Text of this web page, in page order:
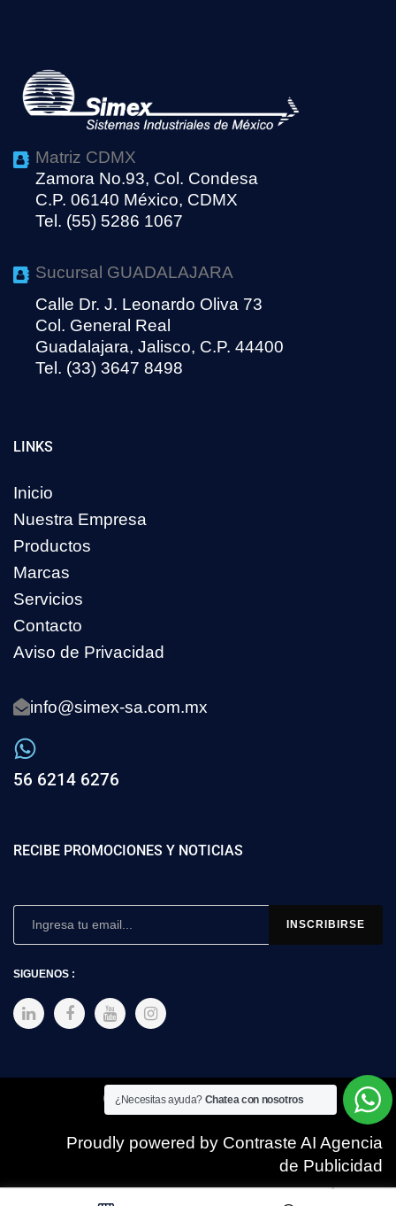
Matriz CDMX
Zamora No.93, Col. Condesa
C.P. 06140 México, CDMX
Tel. (55) 5286 1067
Sucursal GUADALAJARA
Calle Dr. J. Leonardo Oliva 73
Col. General Real
Guadalajara, Jalisco, C.P. 44400
Tel. (33) 3647 8498
LINKS
Inicio
Nuestra Empresa
Productos
Marcas
Servicios
Contacto
Aviso de Privacidad
info@simex-sa.com.mx
56 6214 6276
RECIBE PROMOCIONES Y NOTICIAS
SIGUENOS :
Copyright © 2025 SIMEX
Proudly powered by Contraste AI Agencia
de Publicidad
¿Necesitas ayuda? Chatea con nosotros